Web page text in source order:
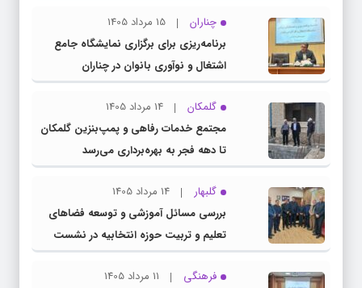
چناران
15 مرداد 1405
برنامه‌ریزی برای برگزاری نمایشگاه جامع
اشتغال و نوآوری بانوان در چناران
گلمکان
14 مرداد 1405
مجتمع خدمات رفاهی و پمپ‌بنزین گلمکان
تا دهه فجر به بهره‌برداری می‌رسد
گلبهار
14 مرداد 1405
بررسی مسائل آموزشی و توسعه فضاهای
تعلیم و تربیت حوزه انتخابیه در نشست
مشترک عضو کمیسیون آموزش مجلس با
مدیرکل آموزش و پرورش خراسان رضوی
فرهنگی
11 مرداد 1405